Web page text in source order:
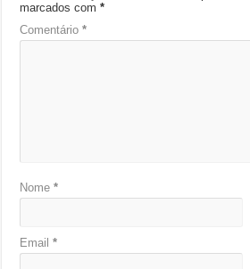
marcados com*
Comentário*
Nome*
Email*